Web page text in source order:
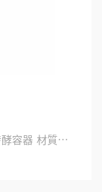
酵容器 材質⋯